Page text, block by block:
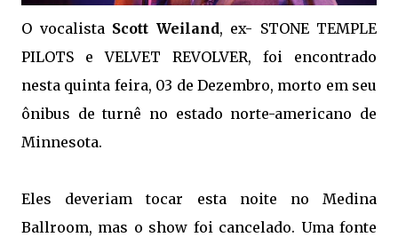
O vocalista Scott Weiland, ex- STONE TEMPLE
PILOTS e VELVET REVOLVER, foi encontrado
nesta quinta feira, 03 de Dezembro, morto em seu
ônibus de turnê no estado norte-americano de
Minnesota.
Eles deveriam tocar esta noite no Medina
Ballroom, mas o show foi cancelado. Uma fonte